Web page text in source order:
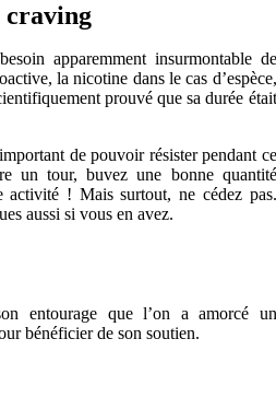
craving
apparemment insurmontable de
la nicotine dans le cas d’espèce,
prouvé que sa durée était
de pouvoir résister pendant ce
un tour, buvez une bonne quantité
activité ! Mais surtout, ne cédez pas.
aussi si vous en avez.
entourage que l’on a amorcé un
bénéficier de son soutien.